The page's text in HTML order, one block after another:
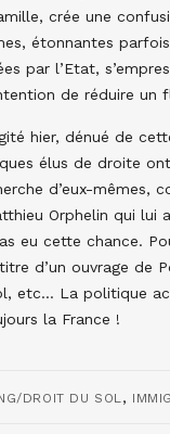
crée une
étonnantes
par l’Etat,
de réduire un
hier, dénué de
élus de droite
d’eux-mêmes,
Orphelin qui
eu cette chance.
d’un ouvrage de
etc… La politique
la France !
DROIT DU SOL ,